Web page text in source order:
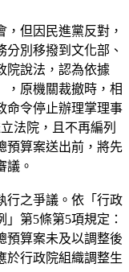
但因民進黨反對，
別移撥到文化部、
院說法，認為依據
，原機關裁撤時，相
命令停止辦理掌理事
法院，且不再編列
預算案送出前，將先
議。
行之爭議。依「行政
第5條第5項規定：
預算案未及以調整後
於行政院組織調整生